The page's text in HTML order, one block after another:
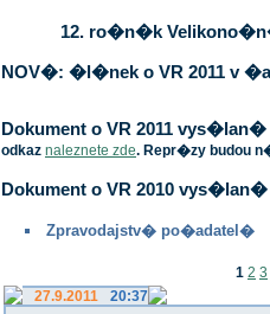
12. ro�n�k
NOV�: �l�nek o VR 2011 v
Dokument o VR 2011
odkaz naleznete zde. Repr�zy budou
Dokument o VR 2010
Zpravodajstv� po�adatel�
1 2 3
27.9.2011
20:37